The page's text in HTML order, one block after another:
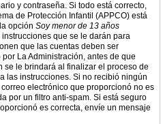
y contraseña. Si todo está correcto,
de Protección Infantil (APPCO) está
opción Soy menor de 13 años
que se le darán para
que las cuentas deben ser
La Administración, antes de que
se le brindará al finalizar el proceso de
las instrucciones. Si no recibió ningún
electrónico que proporcionó no es
por un filtro anti-spam. Si está seguro
es correcta, envíe un mensaje